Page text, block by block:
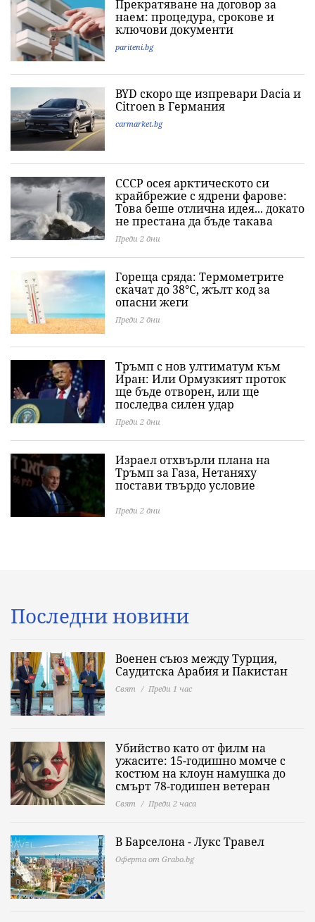
Прекратяване на договор за
наем: процедура, срокове и
ключови документи
pariteni.bg
BYD скоро ще изпревари Dacia и
Citroеn в Германия
carmarket.bg
СССР осея арктическото си
крайбрежие с ядрени фарове:
Това беше отлична идея... докато
не престана да бъде такава
Преди 2 дни
Гореща сряда: Термометрите
скачат до 38°C, жълт код за
опасни жеги
Преди 2 дни
Тръмп с нов ултиматум към
Иран: Или Ормузкият проток
ще бъде отворен, или ще
последва силен удар
Преди 2 дни
Израел отхвърли плана на
Тръмп за Газа, Нетаняху
постави твърдо условие
Преди 2 дни
Последни новини
Военен съюз между Турция,
Саудитска Арабия и Пакистан
Свят Преди 1 час
Убийство като от филм на
ужасите: 15-годишно момче с
костюм на клоун намушка до
смърт 78-годишен ветеран
Свят Преди 2 часа
В Барселона - Лукс Травел
Оферта от Grabo.bg